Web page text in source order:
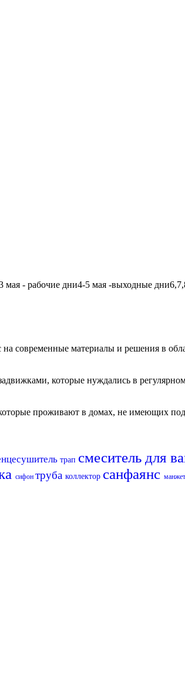
- рабочие дни4-5 мая -выходные
современные материалы и решения в
которые нуждались в
проживают в домах, не имеющих
трап смеситель для
сифон труба коллектор санфаянс